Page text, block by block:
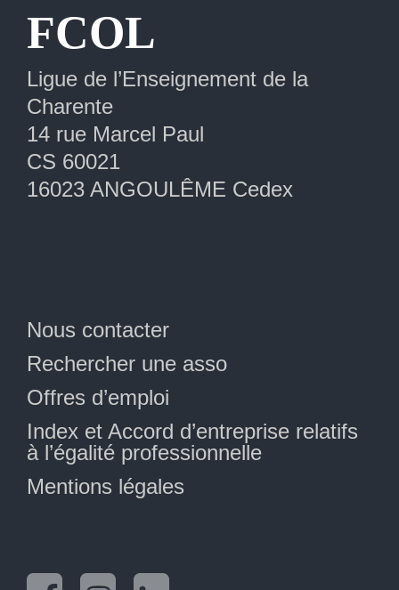
FCOL
Ligue de l’Enseignement de la
Charente
14 rue Marcel Paul
CS 60021
16023 ANGOULÊME Cedex
Nous contacter
Rechercher une asso
Offres d’emploi
Index et Accord d’entreprise relatifs
à l’égalité professionnelle
Mentions légales
Facebook InstagramLinkedIn